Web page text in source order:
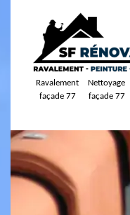
Ravalement
façade 77
Nettoyage
façade 77